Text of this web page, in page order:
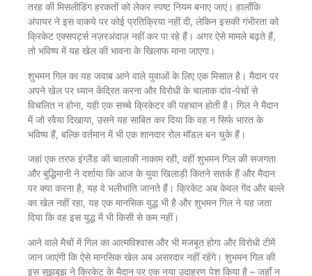
तरह की मिसलीडिंग हरकतों को लेकर स्पष्ट नियम बनाए जाएं। हालाँकि
अंपायर ने इस वाकये पर कोई प्रतिक्रिया नहीं दी, लेकिन इसकी गंभीरता को
क्रिकेट एक्सपर्ट्स नज़रअंदाज़ नहीं कर पा रहे हैं। अगर ऐसे मामले बढ़ते हैं,
तो भविष्य में यह खेल की भावना के खिलाफ माना जाएगा।
शुभमन गिल का यह जवाब आने वाले युवाओं के लिए एक मिसाल है। मैदान पर
अपने खेल पर ध्यान केंद्रित करना और विरोधी के चालाक दांव-पेचों से
विचलित न होना, यही एक सच्चे क्रिकेटर की पहचान होती है। गिल ने मैदान
में जो रवैया दिखाया, उसने यह साबित कर दिया कि वह न सिर्फ भारत के
भविष्य हैं, बल्कि वर्तमान में भी एक शानदार रोल मॉडल बन चुके हैं।
जहां एक तरफ इंग्लैंड की चालाकी नाकाम रही, वहीं शुभमन गिल की सजगता
और बुद्धिमानी ने दर्शाया कि आज के युवा खिलाड़ी कितने सतर्क हैं और मैदान
पर क्या करना है, यह वे भलीभांति जानते हैं। क्रिकेट अब केवल गेंद और बल्ले
का खेल नहीं रहा, यह एक मानसिक युद्ध भी है और शुभमन गिल ने यह जता
दिया कि वह इस युद्ध में भी किसी से कम नहीं।
आने वाले मैचों में गिल का आत्मविश्वास और भी मजबूत होगा और विरोधी टीमें
जान जाएंगी कि ऐसे मानसिक खेल अब असरदार नहीं रहेंगे। शुभमन गिल की
इस सूझबूझ ने क्रिकेट के मैदान पर एक नया उदाहरण पेश किया है – जहाँ न